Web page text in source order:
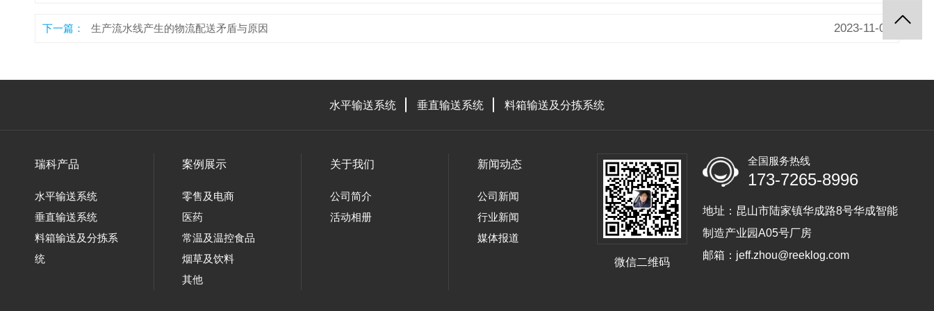
下一篇： 生产流水线产生的物流配送矛盾与原因 2023-11-01
水平输送系统 垂直输送系统 料箱输送及分拣系统
瑞科产品
水平输送系统
垂直输送系统
料箱输送及分拣系
统
案例展示
零售及电商
医药
常温及温控食品
烟草及饮料
其他
关于我们
公司简介
活动相册
新闻动态
公司新闻
行业新闻
媒体报道
微信二维码
全国服务热线
173-7265-8996
地址：昆山市陆家镇华成路8号华成智能
制造产业园A05号厂房
邮箱：jeff.zhou@reeklog.com